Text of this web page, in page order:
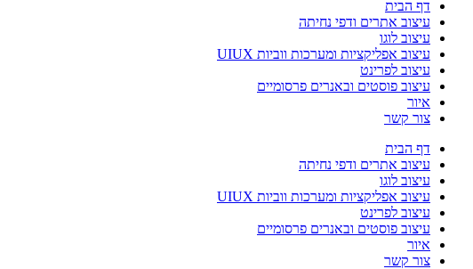
דף הבית
עיצוב אתרים ודפי נחיתה
עיצוב לוגו
עיצוב אפליקציות ומערכות ווביות UIUX​
עיצוב לפרינט
עיצוב פוסטים ובאנרים פרסומיים
איור
צור קשר
דף הבית
עיצוב אתרים ודפי נחיתה
עיצוב לוגו
עיצוב אפליקציות ומערכות ווביות UIUX​
עיצוב לפרינט
עיצוב פוסטים ובאנרים פרסומיים
איור
צור קשר